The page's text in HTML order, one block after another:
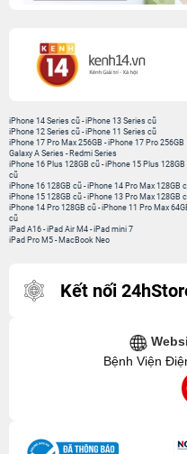
iPhone 14 Series cũ -iPhone 13 Series cũ
iPhone 12 Series cũ -iPhone 11 Series cũ
iPhone 17 Pro Max 256GB -iPhone 17 Pro 256GB
Galaxy A Series - Redmi Series
iPhone 16 Plus 128GB cũ -iPhone 15 Plus 128GB
cũ
iPhone 16 128GB cũ -iPhone 14 Pro Max 128GB
iPhone 15 128GB cũ -iPhone 13 Pro Max 128GB
iPhone 14 Pro 128GB cũ -iPhone 11 Pro Max
cũ
iPad A16 -iPad Air M4 -iPad mini 7
iPad Pro M5 - MacBook Neo
Kết nối
Bệnh Viện